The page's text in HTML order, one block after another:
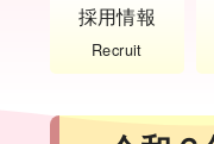
採用情報
Recruit